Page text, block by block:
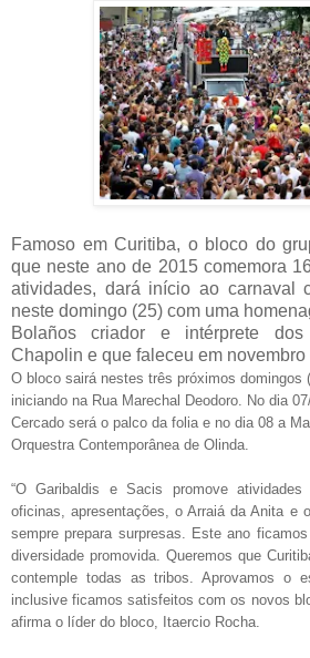
Famoso em Curitiba, o bloco do
que neste ano de 2015 comemora
atividades, dará início ao carnaval
neste domingo (25) com uma
Bolaños criador e intérprete
Chapolin e que faleceu em novembro
O bloco sairá nestes três próximos domingos
iniciando na Rua Marechal Deodoro. No dia
Cercado será o palco da folia e no dia 08 a
Orquestra Contemporânea de Olinda.
“O Garibaldis e Sacis promove
oficinas, apresentações, o Arraiá da Anita e
sempre prepara surpresas. Este ano
diversidade promovida. Queremos que
contemple todas as tribos. Aprovamos o
inclusive ficamos satisfeitos com os novos
afirma o líder do bloco, Itaercio Rocha.